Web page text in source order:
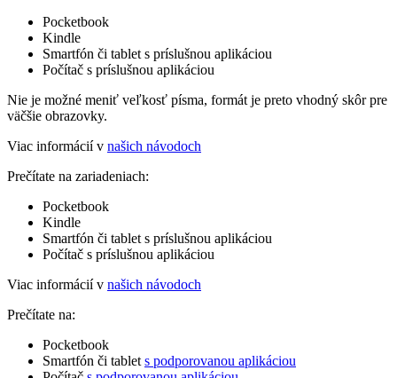
Pocketbook
Kindle
Smartfón či tablet s príslušnou aplikáciou
Počítač s príslušnou aplikáciou
Nie je možné meniť veľkosť písma, formát je preto vhodný skôr pre
väčšie obrazovky.
Viac informácií v našich návodoch
Prečítate na zariadeniach:
Pocketbook
Kindle
Smartfón či tablet s príslušnou aplikáciou
Počítač s príslušnou aplikáciou
Viac informácií v našich návodoch
Prečítate na:
Pocketbook
Smartfón či tablet s podporovanou aplikáciou